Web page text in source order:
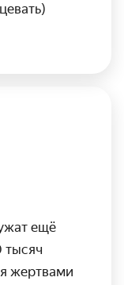
ещё
тысяч
жертвами